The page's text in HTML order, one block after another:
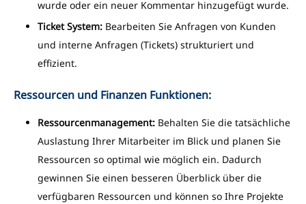
wurde oder ein neuer Kommentar hinzugefügt wurde.
Ticket System: Bearbeiten Sie Anfragen von Kunden
und interne Anfragen (Tickets) strukturiert und
effizient.
Ressourcen und Finanzen Funktionen:
Ressourcenmanagement: Behalten Sie die tatsächliche
Auslastung Ihrer Mitarbeiter im Blick und planen Sie
Ressourcen so optimal wie möglich ein. Dadurch
gewinnen Sie einen besseren Überblick über die
verfügbaren Ressourcen und können so Ihre Projekte